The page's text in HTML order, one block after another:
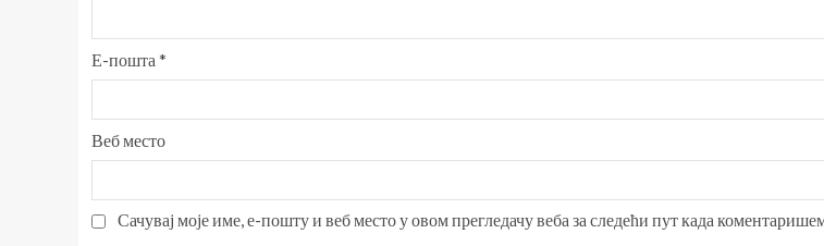
Е-пошта *
Веб место
Сачувај моје име, е-пошту и веб место у овом прегледачу веба за следећи пут када